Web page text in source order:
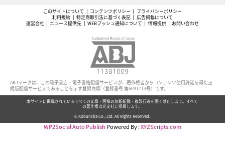
このサイトについて コンテンツポリシー
プライバシーポリシー
利用規約
特定商取引法に基づく表記
広告掲載について
運営会社
ニュース提供先 WEBプッシュ通知について 情報提供 お問い合わせ
ABJマークは、この電子書店・電子書籍配信サービスが、著作権者からコンテンツ使用許諾を得た正
規版配信サービスであることを示す登録商標（登録番号 第6091713号）です。
本サイトに掲載されているすべての文章・画像の無断転載・複製行為を固く禁止します。すべて
の著作権は光文社に帰属します。
© Kobunsha Co., Ltd. All Rights Reserved.
WP2Social Auto Publish Powered By :XYZScripts.com